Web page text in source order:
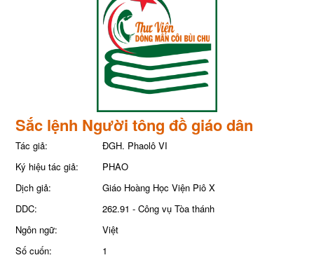
Sắc lệnh Người tông đồ giáo dân
Tác giả:
ĐGH. Phaolô VI
Ký hiệu tác giả:
PHAO
Dịch giả:
Giáo Hoàng Học Viện Piô X
DDC:
262.91 - Công vụ Tòa thánh
Ngôn ngữ:
Việt
Số cuốn:
1